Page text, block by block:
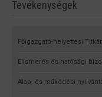
Tevékenységek
Főigazgató-helyettesi
Elismerés és hatósági
Alap- és működési